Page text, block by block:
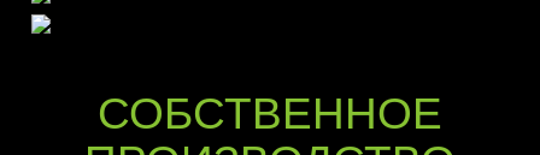
СОБСТВЕННОЕ